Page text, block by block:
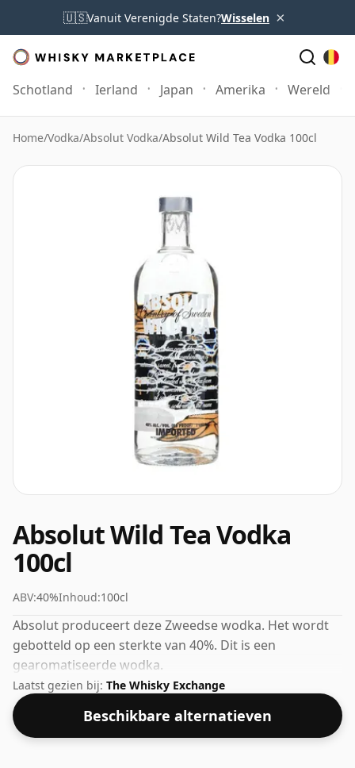
🇺🇸Vanuit Verenigde Staten?Wisselen ×
Schotland Ierland Japan Amerika Wereld
Home/Vodka/Absolut Vodka/Absolut Wild Tea Vodka 100cl
Absolut Wild Tea Vodka
100cl
ABV:40%Inhoud:100cl
Absolut produceert deze Zweedse wodka. Het wordt
gebotteld op een sterkte van 40%. Dit is een
gearomatiseerde wodka.
Laatst gezien bij: The Whisky Exchange
Beschikbare alternatieven